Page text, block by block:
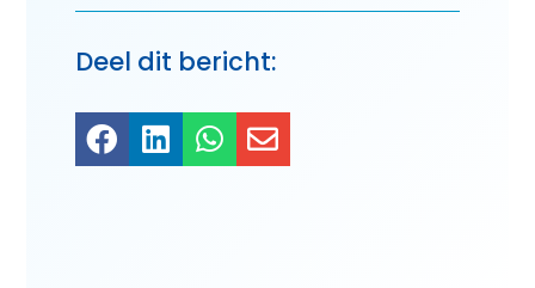
Deel dit bericht:
   